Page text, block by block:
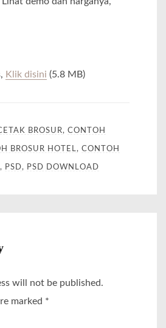
Klik disini (5.8 MB)
BROSUR, CONTOH
BROSUR HOTEL , CONTOH
, PSD, PSD DOWNLOAD
will not be published.
marked *